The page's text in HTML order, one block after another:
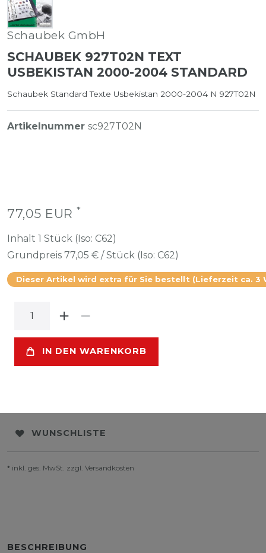
Schaubek GmbH
SCHAUBEK 927T02N TEXT
USBEKISTAN 2000-2004 STANDARD
Schaubek Standard Texte Usbekistan 2000-2004 N 927T02N
Artikelnummer sc927T02N
77,05 EUR *
Inhalt 1 Stück (Iso: C62)
Grundpreis 77,05 € / Stück (Iso: C62)
Dieser Artikel wird extra für Sie bestellt (Lieferzeit ca. 3
IN DEN WARENKORB
WUNSCHLISTE
* inkl. ges. MwSt. zzgl. Versandkosten
BESCHREIBUNG